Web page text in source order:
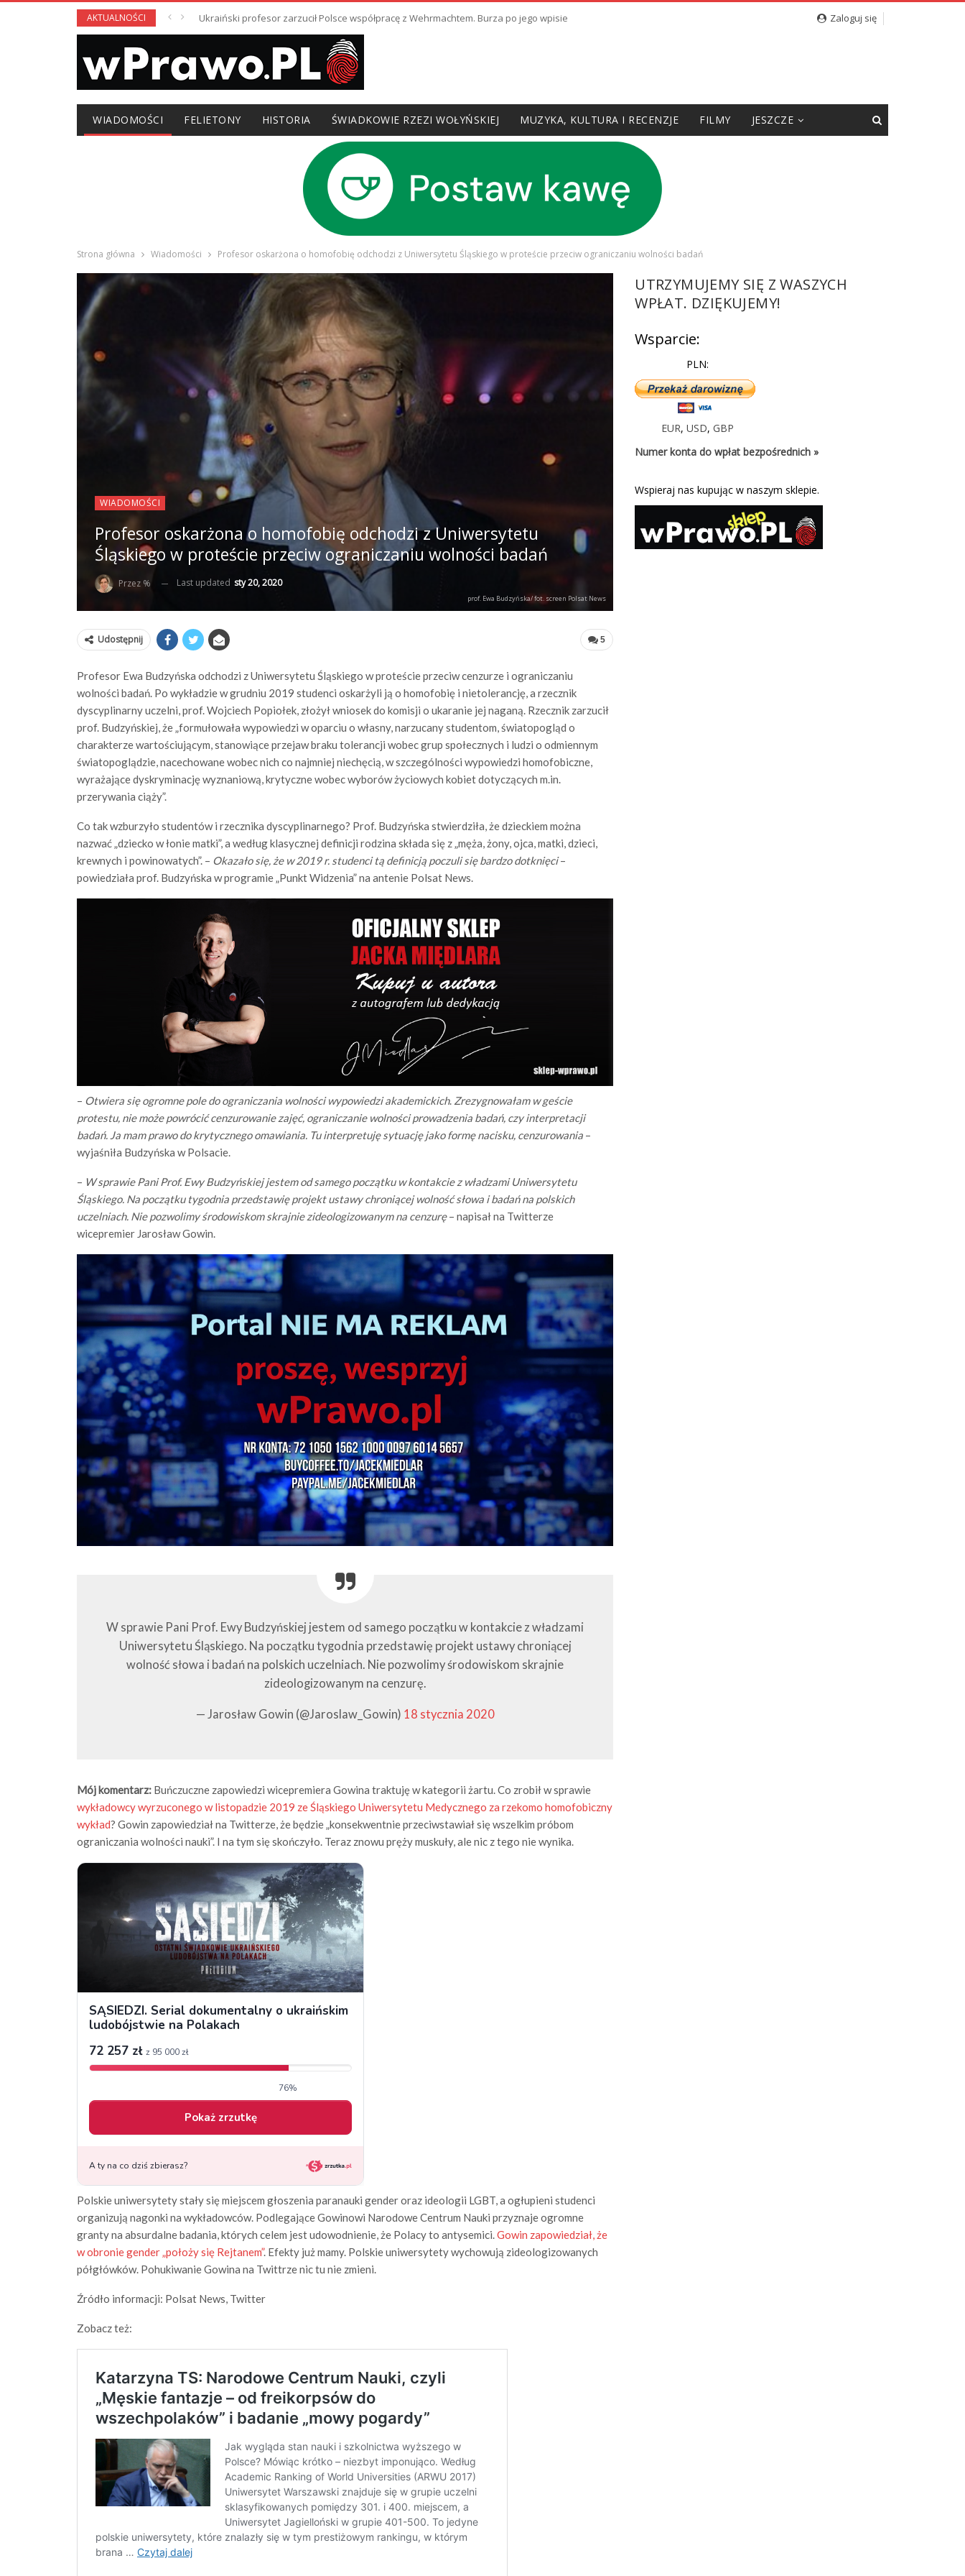
AKTUALNOŚCI Ukraiński profesor zarzucił Polsce współpracę z Wehrmachtem. Burza po jego wpisie Zaloguj się
WIADOMOŚCI FELIETONY HISTORIA ŚWIADKOWIE RZEZI WOŁYŃSKIEJ MUZYKA, KULTURA I RECENZJE FILMY JESZCZE
Strona główna Wiadomości Profesor oskarżona o homofobię odchodzi z Uniwersytetu Śląskiego w proteście przeciw ograniczaniu wolności badań
WIADOMOŚCI
Profesor oskarżona o homofobię odchodzi z Uniwersytetu
Śląskiego w proteście przeciw ograniczaniu wolności badań
Przez % Last updated sty 20, 2020
prof. Ewa Budzyńska/ fot. screen Polsat News
5
Udostępnij
Profesor Ewa Budzyńska odchodzi z Uniwersytetu Śląskiego w proteście przeciw cenzurze i ograniczaniu
wolności badań. Po wykładzie w grudniu 2019 studenci oskarżyli ją o homofobię i nietolerancję, a rzecznik
dyscyplinarny uczelni, prof. Wojciech Popiołek, złożył wniosek do komisji o ukaranie jej naganą. Rzecznik zarzucił
prof. Budzyńskiej, że „formułowała wypowiedzi w oparciu o własny, narzucany studentom, światopogląd o
charakterze wartościującym, stanowiące przejaw braku tolerancji wobec grup społecznych i ludzi o odmiennym
światopoglądzie, nacechowane wobec nich co najmniej niechęcią, w szczególności wypowiedzi homofobiczne,
wyrażające dyskryminację wyznaniową, krytyczne wobec wyborów życiowych kobiet dotyczących m.in.
przerywania ciąży”.
Co tak wzburzyło studentów i rzecznika dyscyplinarnego? Prof. Budzyńska stwierdziła, że dzieckiem można
nazwać „dziecko w łonie matki”, a według klasycznej definicji rodzina składa się z „męża, żony, ojca, matki, dzieci,
krewnych i powinowatych”. – Okazało się, że w 2019 r. studenci tą definicją poczuli się bardzo dotknięci–
powiedziała prof. Budzyńska w programie „Punkt Widzenia” na antenie Polsat News.
– Otwiera się ogromne pole do ograniczania wolności wypowiedzi akademickich. Zrezygnowałam w geście
protestu, nie może powrócić cenzurowanie zajęć, ograniczanie wolności prowadzenia badań, czy interpretacji
badań. Ja mam prawo do krytycznego omawiania. Tu interpretuję sytuację jako formę nacisku, cenzurowania –
wyjaśniła Budzyńska w Polsacie.
– W sprawie Pani Prof. Ewy Budzyńskiej jestem od samego początku w kontakcie z władzami Uniwersytetu
Śląskiego. Na początku tygodnia przedstawię projekt ustawy chroniącej wolność słowa i badań na polskich
uczelniach. Nie pozwolimy środowiskom skrajnie zideologizowanym na cenzurę– napisał na Twitterze
wicepremier Jarosław Gowin.
W sprawie Pani Prof. Ewy Budzyńskiej jestem od samego początku w kontakcie z władzami
Uniwersytetu Śląskiego. Na początku tygodnia przedstawię projekt ustawy chroniącej
wolność słowa i badań na polskich uczelniach. Nie pozwolimy środowiskom skrajnie
zideologizowanym na cenzurę.
— Jarosław Gowin (@Jaroslaw_Gowin) 18 stycznia 2020
Mój komentarz: Buńczuczne zapowiedzi wicepremiera Gowina traktuję w kategorii żartu. Co zrobił w sprawie
wykładowcy wyrzuconego w listopadzie 2019 ze Śląskiego Uniwersytetu Medycznego za rzekomo homofobiczny
wykład? Gowin zapowiedział na Twitterze, że będzie „konsekwentnie przeciwstawiał się wszelkim próbom
ograniczania wolności nauki”. I na tym się skończyło. Teraz znowu pręży muskuły, ale nic z tego nie wynika.
Polskie uniwersytety stały się miejscem głoszenia paranauki gender oraz ideologii LGBT, a ogłupieni studenci
organizują nagonki na wykładowców. Podlegające Gowinowi Narodowe Centrum Nauki przyznaje ogromne
granty na absurdalne badania, których celem jest udowodnienie, że Polacy to antysemici.Gowin zapowiedział, że
w obronie gender „położy się Rejtanem”. Efekty już mamy. Polskie uniwersytety wychowują zideologizowanych
półgłówków. Pohukiwanie Gowina na Twittrze nic tu nie zmieni.
Źródło informacji: Polsat News, Twitter
Zobacz też:
UTRZYMUJEMY SIĘ Z WASZYCH
WPŁAT. DZIĘKUJEMY!
Wsparcie:
PLN:
EUR,USD,GBP
Numer konta do wpłat bezpośrednich »
Wspieraj nas kupując w naszym sklepie.